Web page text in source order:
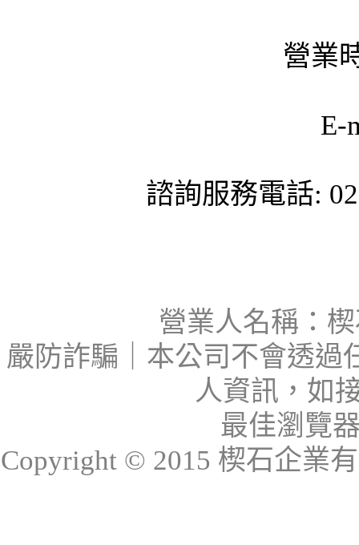
營業
E-
諮詢服務電話:
營業人名稱：
嚴防詐騙｜本公司不會透過
人資訊，如
最佳瀏覽
Copyright © 2015 楔石企業